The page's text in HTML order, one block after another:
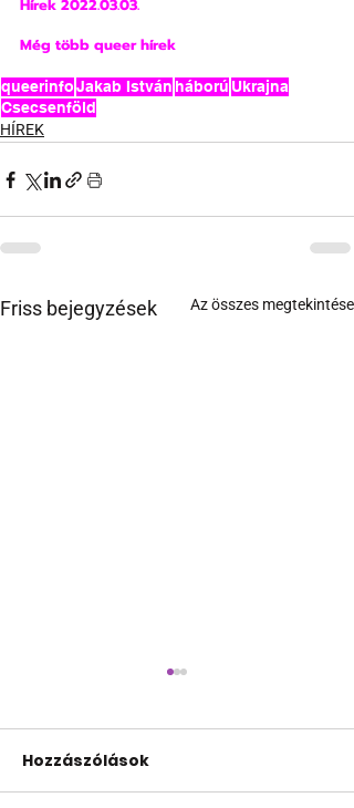
Hírek 2022.03.03.
Még több queer hírek
queerinfoJakab Istvánháború Ukrajna
Csecsenföld
HÍREK
Friss bejegyzések Az összes megtekintése
Hozzászólások